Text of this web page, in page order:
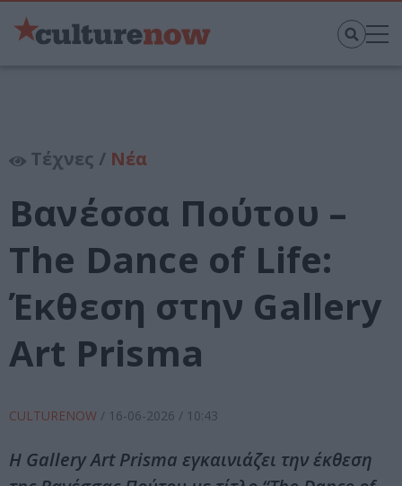
Τέχνες / Νέα
Βανέσσα Πούτου –
The Dance of Life:
Έκθεση στην Gallery
Art Prisma
CULTURENOW / 16-06-2026 / 10:43
Η Gallery Art Prisma εγκαινιάζει την έκθεση